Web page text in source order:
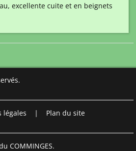
excellente cuite et en beignets
légales | Plan du site
COMMINGES.